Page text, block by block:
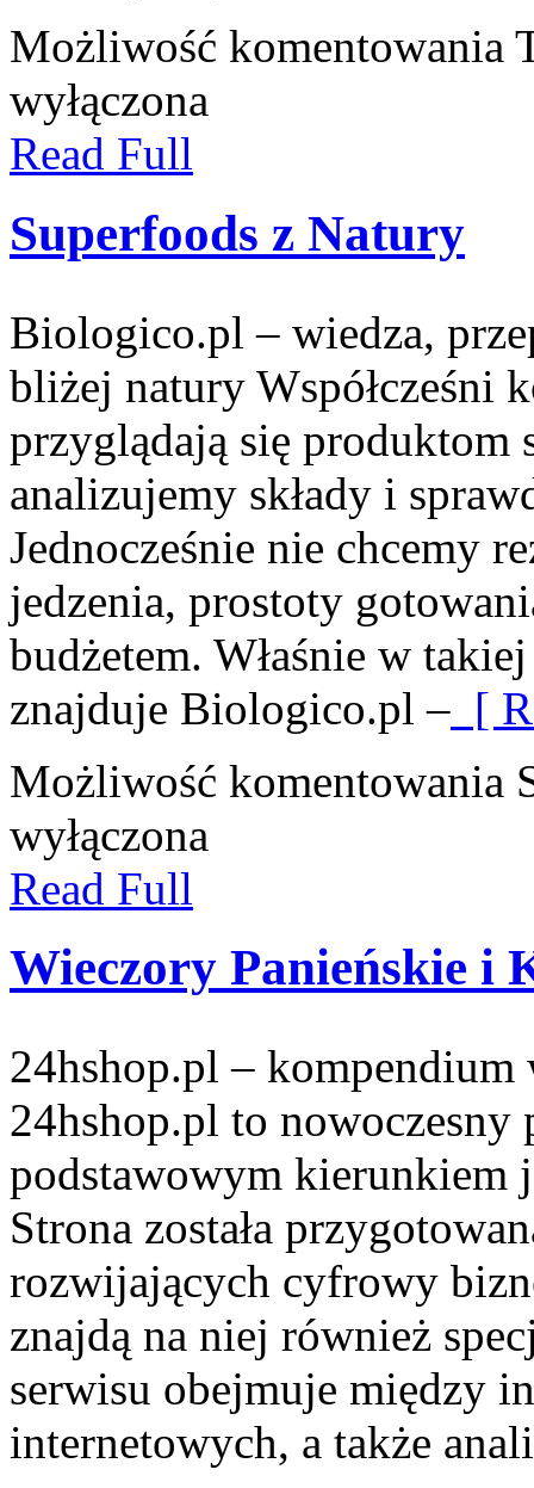
Możliwość komentowania
wyłączona
Read Full
Superfoods z Natury
Biologico.pl – wiedza,
bliżej natury Współcześni
przyglądają się produktom
analizujemy składy i
Jednocześnie nie chcemy
jedzenia, prostoty
budżetem. Właśnie w
znajduje Biologico.pl – [
Możliwość komentowania
wyłączona
Read Full
Wieczory Panieńskie i
24hshop.pl –
24hshop.pl to
podstawowym kierunkiem
Strona została
rozwijających cyfrowy
znajdą na niej również
serwisu obejmuje między
internetowych, a także